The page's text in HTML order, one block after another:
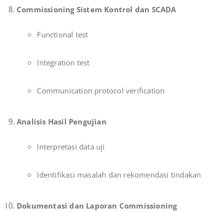
Commissioning Sistem Kontrol dan SCADA
Functional test
Integration test
Communication protocol verification
Analisis Hasil Pengujian
Interpretasi data uji
Identifikasi masalah dan rekomendasi tindakan
Dokumentasi dan Laporan Commissioning